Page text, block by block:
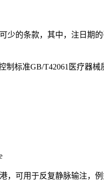
的条款，其中，注日期
制标准GB/T42061医疗器
，可用于反复静脉输注，